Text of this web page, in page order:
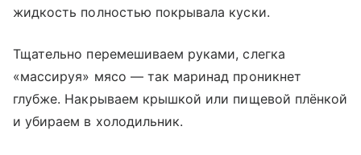
жидкость полностью покрывала куски.
Тщательно перемешиваем руками, слегка
«массируя» мясо — так маринад проникнет
глубже. Накрываем крышкой или пищевой плёнкой
и убираем в холодильник.